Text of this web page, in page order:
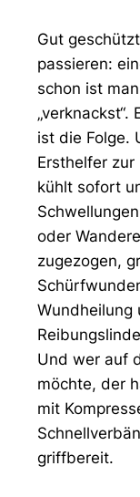
Gut
passieren:
schon ist
ist die Folge.
Ersthelfer zur
kühlt sofort
oder
zugezogen,
Wundheilung
Und wer auf
möchte, der
mit
griffbereit.